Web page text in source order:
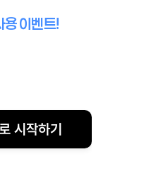
용 이벤트!
시작하기